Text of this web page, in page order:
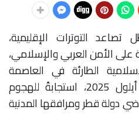
التوترات الإقليمية،
على الأمن العربي والإسلامي،
الطارئة في العاصمة
القطرية الدوحة بتاريخ 15 أيلول 2025، استجابةً للهجوم
دولة قطر ومرافقها المدنية